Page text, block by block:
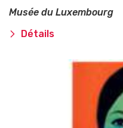
Musée du Luxembourg
Détails